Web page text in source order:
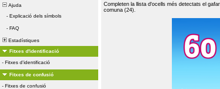
Ajuda
- Explicació dels símbols
- FAQ
Estadístiques
Fitxes d'identificació
- Fitxes d'identificació
Fitxes de confusió
- Fitxes de confusió
Completen la llista d'ocells més detectats el
comuna (24).